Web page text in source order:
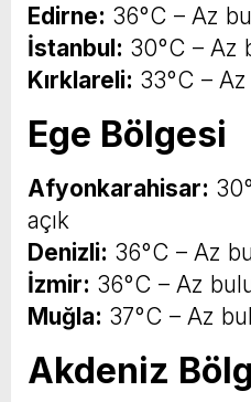
Edirne: 36°C – Az
İstanbul: 30°C – Az
Kırklareli: 33°C –
Ege Bölgesi
Afyonkarahisar:
açık
Denizli: 36°C – Az
İzmir: 36°C – Az
Muğla: 37°C – Az
Akdeniz